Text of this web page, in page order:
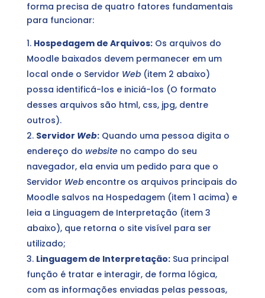
forma precisa de quatro fatores fundamentais
para funcionar:
Hospedagem de Arquivos:Os arquivos do
Moodle baixados devem permanecer em um
local onde o Servidor Web (item 2 abaixo)
possa identificá-los e iniciá-los (O formato
desses arquivos são html, css, jpg, dentre
outros).
Servidor Web:Quando uma pessoa digita o
endereço do websiteno campo do seu
navegador, ela envia um pedido para que o
Servidor Web encontre os arquivos principais do
Moodle salvos na Hospedagem (item 1 acima) e
leia a Linguagem de Interpretação (item 3
abaixo), que retorna o site visível para ser
utilizado;
Linguagem de Interpretação:Sua principal
função é tratar e interagir, de forma lógica,
com as informações enviadas pelas pessoas,